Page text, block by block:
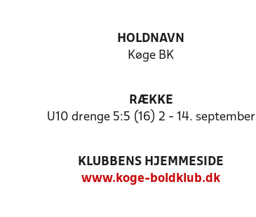
HOLDNAVN
Køge BK
RÆKKE
U10 drenge 5:5 (16) 2 - 14. september
KLUBBENS HJEMMESIDE
www.koge-boldklub.dk